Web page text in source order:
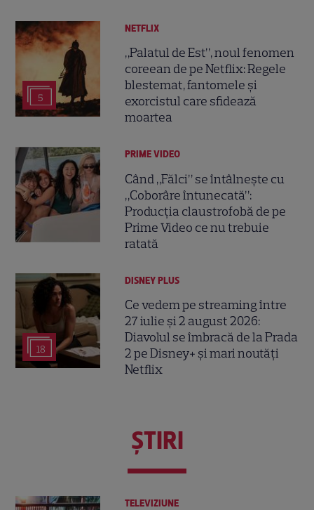
5
NETFLIX
„Palatul de Est”, noul fenomen
coreean de pe Netflix: Regele
blestemat, fantomele și
exorcistul care sfidează
moartea
PRIME VIDEO
Când „Fălci” se întâlnește cu
„Coborâre întunecată”:
Producția claustrofobă de pe
Prime Video ce nu trebuie
ratată
18
DISNEY PLUS
Ce vedem pe streaming între
27 iulie și 2 august 2026:
Diavolul se îmbracă de la Prada
2 pe Disney+ și mari noutăți
Netflix
ŞTIRI
TELEVIZIUNE